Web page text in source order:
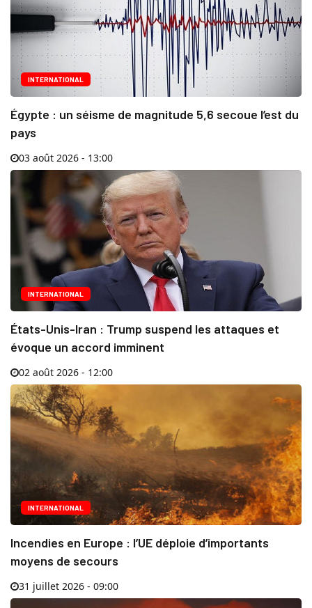
INTERNATIONAL
Égypte : un séisme de magnitude 5,6 secoue l’est du
pays
03 août 2026 - 13:00
INTERNATIONAL
États-Unis-Iran : Trump suspend les attaques et
évoque un accord imminent
02 août 2026 - 12:00
INTERNATIONAL
Incendies en Europe : l’UE déploie d’importants
moyens de secours
31 juillet 2026 - 09:00